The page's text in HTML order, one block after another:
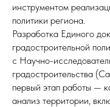
инструментом
политики региона.
Разработка Единого
градостроительной
с Научно-
градостроительства
первый этап работы —
анализ территории,